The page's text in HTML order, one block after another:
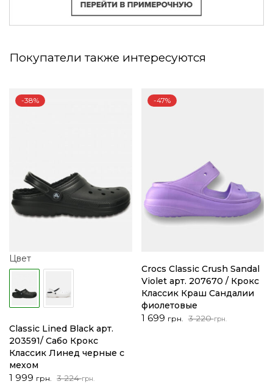
Покупатели также интересуются
Цвет
-38%
Classic Lined Black арт.
203591/ Сабо Крокс
Классик Линед черные с
мехом
3 224грн.
Первоначальная
1 999 грн.
Текущая
-47%
Crocs Classic Crush Sandal
Violet арт. 207670 / Крокс
Классик Краш Сандалии
фиолетовые
3 220грн.
Первоначальная
1 699 грн.
Текущая